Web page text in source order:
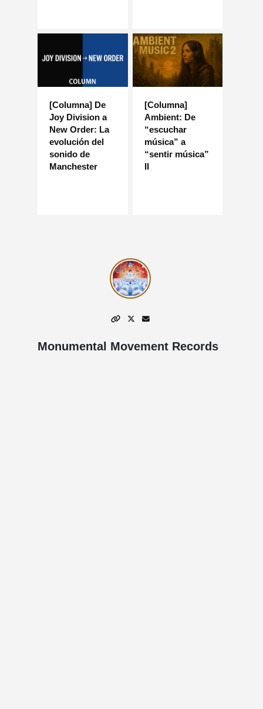
[Columna] De
Joy Division a
New Order: La
evolución del
sonido de
Manchester
[Columna]
Ambient: De
“escuchar
música” a
“sentir música”
II
Monumental Movement Records